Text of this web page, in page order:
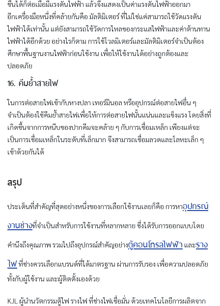
ขึ้นได้ก็ต่อเมื่อมีแรงดันไฟฟ้า แล้วจึงแสดงเป็นค่าแรงดันไฟฟ้าออกมา
อีกเครื่องมือหนึ่งที่คล้ายกันคือ มัลติมิเตอร์ ที่ไม่ใช่แค่สามารถใช้วัดแรงดัน
ไฟฟ้าได้เท่านั้น แต่ยังสามารถใช้วัดการไหลของกระแสไฟฟ้าและค่าต้านทาน
ไฟฟ้าได้อีกด้วย อย่างไรก็ตาม การใช้โวลมิเตอร์และมัลติมิเตอร์จำเป็นต้อง
ศึกษาพื้นฐานงานไฟฟ้าก่อนใช้งาน เพื่อให้ใช้งานได้อย่างถูกต้องและ
ปลอดภัย
16. คีมย้ำสายไฟ
ในการต่อสายไฟเข้ากับหางปลา เทอร์มินอล หรืออุปกรณ์ต่อสายไฟอื่น ๆ
จำเป็นต้องใช้คีมย้ำสายไฟเพื่อให้การต่อสายไฟนั้นแน่นและแข็งแรง โดยสิ่งที่
เกิดขึ้นจากการหนีบของปากคีมจะคล้าย ๆ กับการเชื่อมเหล็ก เพียงแต่จะ
เป็นการเชื่อมเหล็กในระดับที่เล็กมาก จึงสามารถเชื่อมลวดและโลหะเล็ก ๆ
เข้าด้วยกันได้
สรุป
ประเด็นที่สำคัญที่สุดอย่างหนึ่งของการเลือกใช้งานเลยก็คือ การหาอุปกรณ์
งานช่างที่จำเป็นสำหรับการใช้งานที่หลากหลาย ซึ่งได้รับการออกแบบโดย
คำนึงถึงคุณภาพ รวมไปถึงอุปกรณ์สำคัญอย่างตู้คอนโทรลไฟฟ้า และราง
ไฟที่ช่างควรเลือกแบรนด์ที่ได้มาตรฐาน ผ่านการรับรอง เพื่อความปลอดภัย
ทั้งกับผู้ใช้งาน และผู้ติดตั้งเองด้วย
KJL ผู้นำนวัตกรรมตู้ไฟ รางไฟ ที่ช่างไฟเชื่อมั่น ด้วยเทคโนโลยีการผลิตจาก